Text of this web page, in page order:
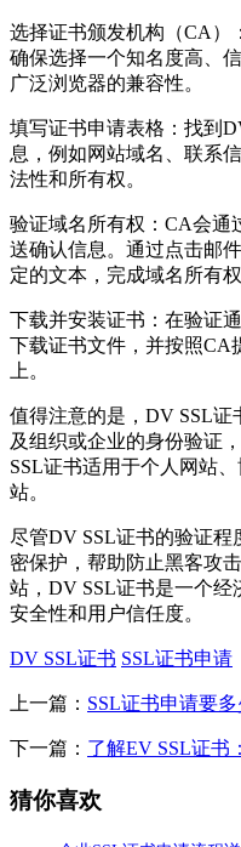
选择证书颁发机构（CA）
确保选择一个知名度高、
广泛浏览器的兼容性。
填写证书申请表格：找到
息，例如网站域名、联系
法性和所有权。
验证域名所有权：CA会通
送确认信息。通过点击邮
定的文本，完成域名所有权
下载并安装证书：在验证
下载证书文件，并按照
上。
值得注意的是，DV SSL
及组织或企业的身份验证
SSL证书适用于个人网站
站。
尽管DV SSL证书的验证
密保护，帮助防止黑客攻
站，DV SSL证书是一个
安全性和用户信任度。
DV SSL证书 SSL证书申请
上一篇： SSL证书申请要
下一篇： 了解EV SSL证书
猜你喜欢